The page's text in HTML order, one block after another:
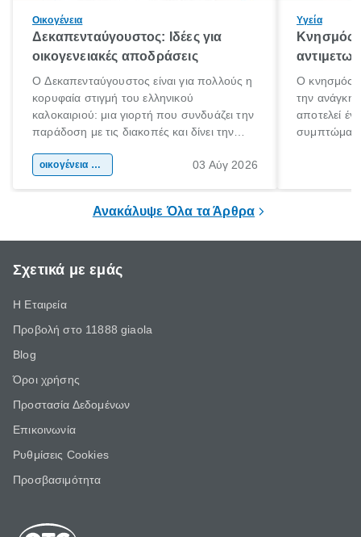
Οικογένεια
Δεκαπενταύγουστος: Ιδέες για
οικογενειακές αποδράσεις
Ο Δεκαπενταύγουστος είναι για πολλούς η
κορυφαία στιγμή του ελληνικού
καλοκαιριού: μια γιορτή που συνδυάζει την
παράδοση με τις διακοπές και δίνει την
χώρας. Είτε πρόκειται για λίγες μέρες
οικογένεια & παιδί 03 Αύγ 2026
Υγεία
Κνησμός:
Ο κνησμός
την ανάγκη
αποτελεί
Ανακάλυψε Όλα τα Άρθρα
Σχετικά με εμάς
Η Εταιρεία
Προβολή στο 11888 giaola
Blog
Όροι χρήσης
Προστασία Δεδομένων
Επικοινωνία
Ρυθμίσεις Cookies
Προσβασιμότητα